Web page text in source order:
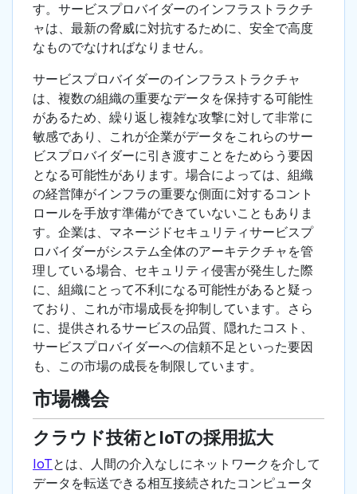
す。サービスプロバイダーのインフラストラクチ
ャは、最新の脅威に対抗するために、安全で高度
なものでなければなりません。
サービスプロバイダーのインフラストラクチャ
は、複数の組織の重要なデータを保持する可能性
があるため、繰り返し複雑な攻撃に対して非常に
敏感であり、これが企業がデータをこれらのサー
ビスプロバイダーに引き渡すことをためらう要因
となる可能性があります。場合によっては、組織
の経営陣がインフラの重要な側面に対するコント
ロールを手放す準備ができていないこともありま
す。企業は、マネージドセキュリティサービスプ
ロバイダーがシステム全体のアーキテクチャを管
理している場合、セキュリティ侵害が発生した際
に、組織にとって不利になる可能性があると疑っ
ており、これが市場成長を抑制しています。さら
に、提供されるサービスの品質、隠れたコスト、
サービスプロバイダーへの信頼不足といった要因
も、この市場の成長を制限しています。
市場機会
クラウド技術とIoTの採用拡大
IoTとは、人間の介入なしにネットワークを介して
データを転送できる相互接続されたコンピュータ